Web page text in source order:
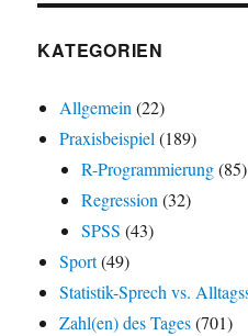
KATEGORIEN
Allgemein (22)
Praxisbeispiel (189)
R-Programmierung(85)
Regression (32)
SPSS (43)
Sport(49)
Statistik-Sprech vs.
Zahl(en) des Tages(701)